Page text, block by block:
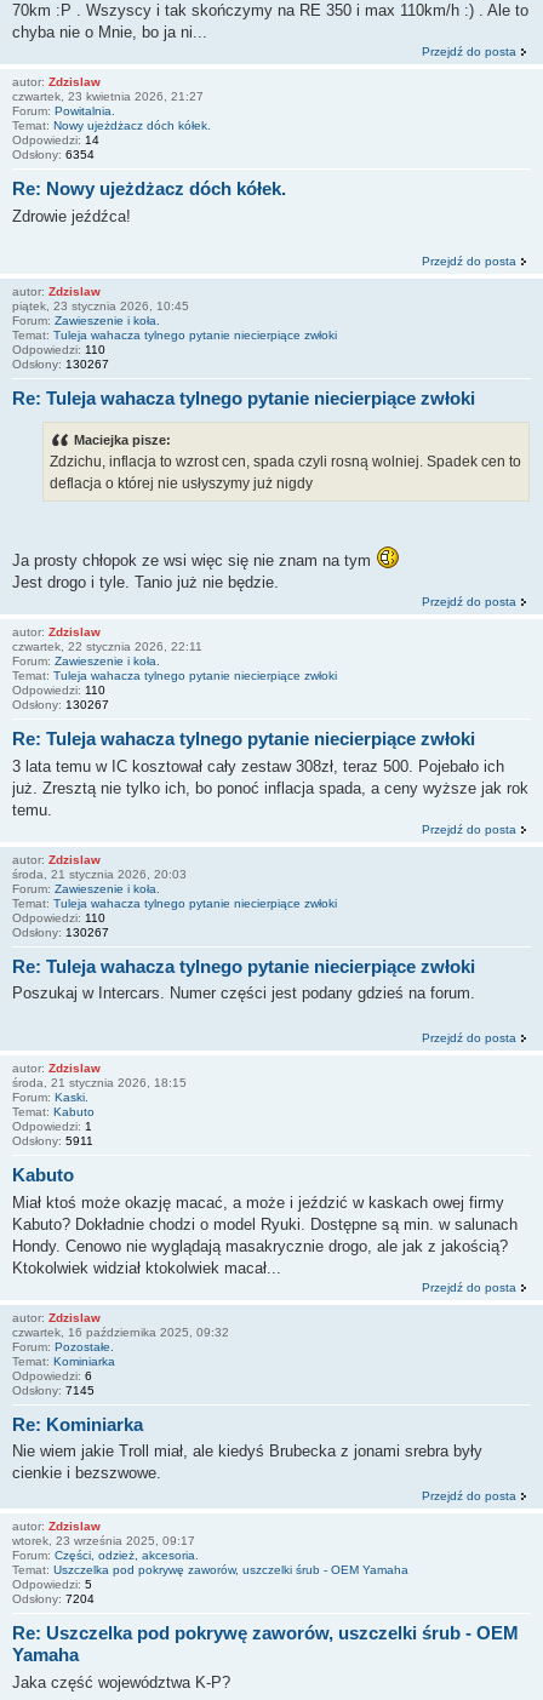
70km :P . Wszyscy i tak skończymy na RE 350 i max 110km/h :) . Ale to
chyba nie o Mnie, bo ja ni...
Przejdź do posta
autor: Zdzislaw
czwartek, 23 kwietnia 2026, 21:27
Forum: Powitalnia.
Temat: Nowy ujeżdżacz dóch kółek.
Odpowiedzi: 14
Odsłony: 6354
Re: Nowy ujeżdżacz dóch kółek.
Zdrowie jeźdźca!
Przejdź do posta
autor: Zdzislaw
piątek, 23 stycznia 2026, 10:45
Forum: Zawieszenie i koła.
Temat: Tuleja wahacza tylnego pytanie niecierpiące zwłoki
Odpowiedzi: 110
Odsłony: 130267
Re: Tuleja wahacza tylnego pytanie niecierpiące zwłoki
Maciejka pisze:
Zdzichu, inflacja to wzrost cen, spada czyli rosną wolniej. Spadek cen to
deflacja o której nie usłyszymy już nigdy
Ja prosty chłopok ze wsi więc się nie znam na tym
Jest drogo i tyle. Tanio już nie będzie.
Przejdź do posta
autor: Zdzislaw
czwartek, 22 stycznia 2026, 22:11
Forum: Zawieszenie i koła.
Temat: Tuleja wahacza tylnego pytanie niecierpiące zwłoki
Odpowiedzi: 110
Odsłony: 130267
Re: Tuleja wahacza tylnego pytanie niecierpiące zwłoki
3 lata temu w IC kosztował cały zestaw 308zł, teraz 500. Pojebało ich
już. Zresztą nie tylko ich, bo ponoć inflacja spada, a ceny wyższe jak rok
temu.
Przejdź do posta
autor: Zdzislaw
środa, 21 stycznia 2026, 20:03
Forum: Zawieszenie i koła.
Temat: Tuleja wahacza tylnego pytanie niecierpiące zwłoki
Odpowiedzi: 110
Odsłony: 130267
Re: Tuleja wahacza tylnego pytanie niecierpiące zwłoki
Poszukaj w Intercars. Numer części jest podany gdzieś na forum.
Przejdź do posta
autor: Zdzislaw
środa, 21 stycznia 2026, 18:15
Forum: Kaski.
Temat: Kabuto
Odpowiedzi: 1
Odsłony: 5911
Kabuto
Miał ktoś może okazję macać, a może i jeździć w kaskach owej firmy
Kabuto? Dokładnie chodzi o model Ryuki. Dostępne są min. w salunach
Hondy. Cenowo nie wyglądają masakrycznie drogo, ale jak z jakością?
Ktokolwiek widział ktokolwiek macał...
Przejdź do posta
autor: Zdzislaw
czwartek, 16 października 2025, 09:32
Forum: Pozostałe.
Temat: Kominiarka
Odpowiedzi: 6
Odsłony: 7145
Re: Kominiarka
Nie wiem jakie Troll miał, ale kiedyś Brubecka z jonami srebra były
cienkie i bezszwowe.
Przejdź do posta
autor: Zdzislaw
wtorek, 23 września 2025, 09:17
Forum: Części, odzież, akcesoria.
Temat: Uszczelka pod pokrywę zaworów, uszczelki śrub - OEM Yamaha
Odpowiedzi: 5
Odsłony: 7204
Re: Uszczelka pod pokrywę zaworów, uszczelki śrub - OEM
Yamaha
Jaka część województwa K-P?